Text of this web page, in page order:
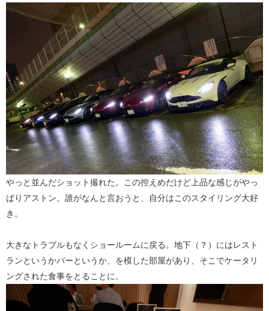
やっと並んだショット撮れた。この控えめだけど上品な感じがやっ
ぱりアストン。誰がなんと言おうと、自分はこのスタイリング大好
き。
大きなトラブルもなくショールームに戻る。地下（？）にはレスト
ランというかバーというか、を模した部屋があり、そこでケータリ
ングされた食事をとることに。